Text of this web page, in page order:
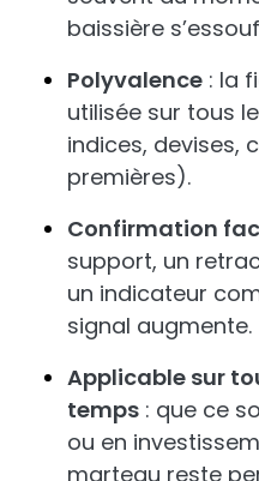
baissière
Polyvalence : la
utilisée sur tous
indices, devises,
premières).
Confirmation
support, un
un indicateur
signal augmente.
Applicable sur
temps : que ce
ou en
marteau reste